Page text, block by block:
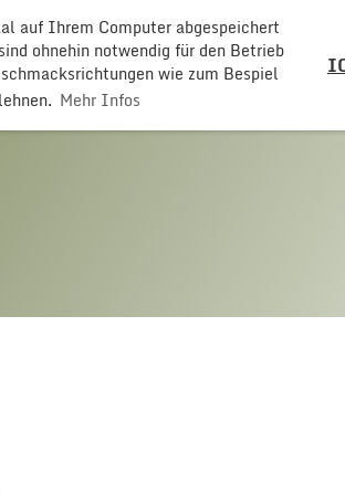
auf Ihrem Computer abgespeichert
ohnehin notwendig für den Betrieb
wie zum Bespiel
Mehr Infos